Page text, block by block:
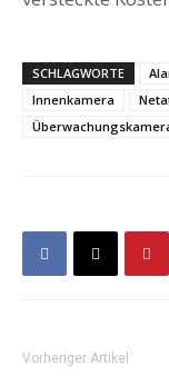
SCHLAGWORTE
Innenkamera
Vorheriger Artikel